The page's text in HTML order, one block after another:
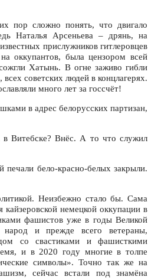
пор сложно понять, что двигало
Наталья Арсеньева – дрянь, на
прислужников гитлеровцев
оккупантов, была цензором всей
Хатынь. В огне заживо гибли
советских людей в концлагерях.
много лет за госсчёт!
в адрес белорусских партизан,
в Витебске? Внёс. А то что служил
бело-красно-белых закрыли.
Неизбежно стало бы. Сама
немецкой оккупации в
фашистов уже в годы Великой
и прежде всего ветераны,
со свастиками и фашисткими
и в 2020 году многие в толпе
символы». Точно так же на
сейчас встали под знамёна